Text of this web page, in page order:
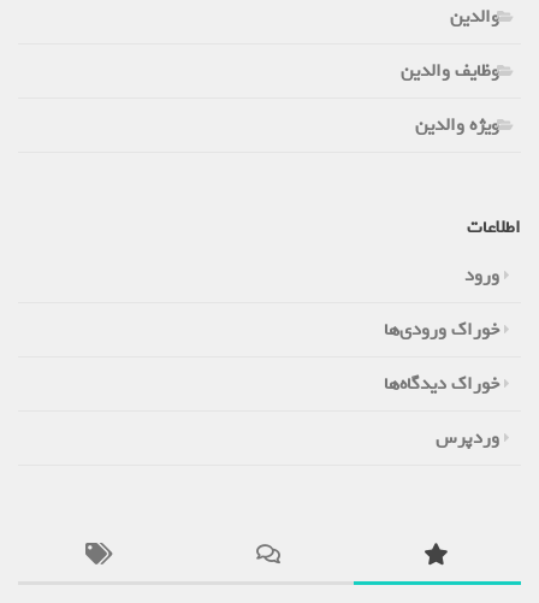
والدین
وظایف والدین
ویژه والدین
اطلاعات
ورود
خوراک ورودی‌ها
خوراک دیدگاه‌ها
وردپرس